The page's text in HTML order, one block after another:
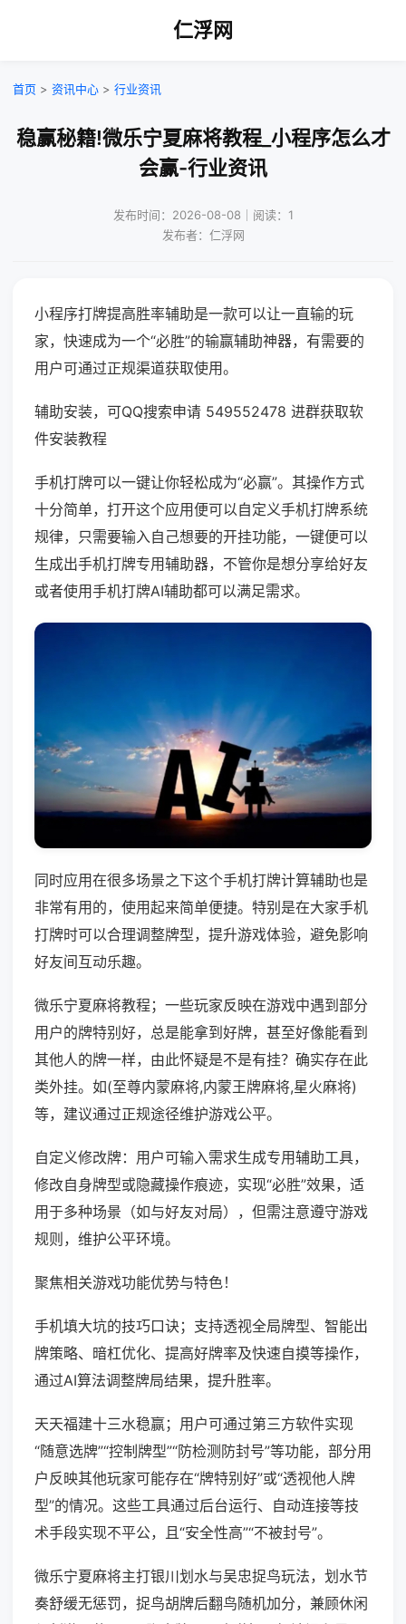
仁浮网
首页 > 资讯中心 > 行业资讯
稳赢秘籍!微乐宁夏麻将教程_小程序怎么才
会赢-行业资讯
发布时间：2026-08-08｜阅读：1
发布者：仁浮网
小程序打牌提高胜率辅助是一款可以让一直输的玩
家，快速成为一个“必胜”的输赢辅助神器，有需要的
用户可通过正规渠道获取使用。
辅助安装，可QQ搜索申请 549552478 进群获取软
件安装教程
手机打牌可以一键让你轻松成为“必赢”。其操作方式
十分简单，打开这个应用便可以自定义手机打牌系统
规律，只需要输入自己想要的开挂功能，一键便可以
生成出手机打牌专用辅助器，不管你是想分享给好友
或者使用手机打牌AI辅助都可以满足需求。
同时应用在很多场景之下这个手机打牌计算辅助也是
非常有用的，使用起来简单便捷。特别是在大家手机
打牌时可以合理调整牌型，提升游戏体验，避免影响
好友间互动乐趣。
微乐宁夏麻将教程；一些玩家反映在游戏中遇到部分
用户的牌特别好，总是能拿到好牌，甚至好像能看到
其他人的牌一样，由此怀疑是不是有挂？确实存在此
类外挂。如(至尊内蒙麻将,内蒙王牌麻将,星火麻将)
等，建议通过正规途径维护游戏公平。
自定义修改牌：用户可输入需求生成专用辅助工具，
修改自身牌型或隐藏操作痕迹，实现“必胜”效果，适
用于多种场景（如与好友对局），但需注意遵守游戏
规则，维护公平环境。
聚焦相关游戏功能优势与特色！
手机填大坑的技巧口诀；支持透视全局牌型、智能出
牌策略、暗杠优化、提高好牌率及快速自摸等操作，
通过AI算法调整牌局结果，提升胜率。
天天福建十三水稳赢；用户可通过第三方软件实现
“随意选牌”“控制牌型”“防检测防封号”等功能，部分用
户反映其他玩家可能存在“牌特别好”或“透视他人牌
型”的情况。这些工具通过后台运行、自动连接等技
术手段实现不平公，且“安全性高”“不被封号”。
微乐宁夏麻将主打银川划水与吴忠捉鸟玩法，划水节
奏舒缓无惩罚，捉鸟胡牌后翻鸟随机加分，兼顾休闲